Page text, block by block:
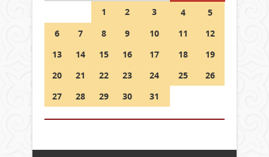
1
2 3 4
5
6
7 8 9 10 11
12
13
14 15 16 17 18
19
20
21 22 23 24 25
26
27
28 29 30 31